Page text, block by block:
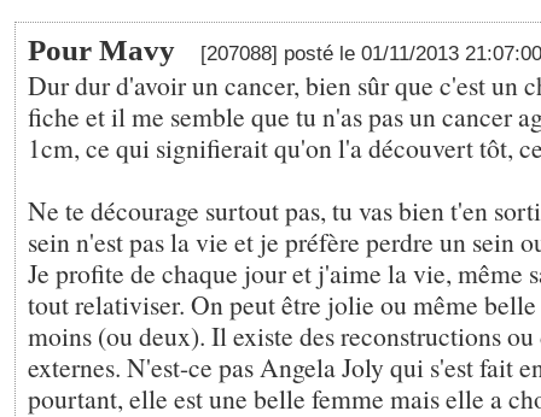
Pour Mavy [207088] posté le 01/11/2013
Dur dur d'avoir un cancer, bien sûr que c'est un
fiche et il me semble que tu n'as pas un cancer
1cm, ce qui signifierait qu'on l'a découvert tôt,
Ne te décourage surtout pas, tu vas bien t'en
sein n'est pas la vie et je préfère perdre un sein
Je profite de chaque jour et j'aime la vie, même
tout relativiser. On peut être jolie ou même belle
moins (ou deux). Il existe des reconstructions ou
externes. N'est-ce pas Angela Joly qui s'est fait
pourtant, elle est une belle femme mais elle a